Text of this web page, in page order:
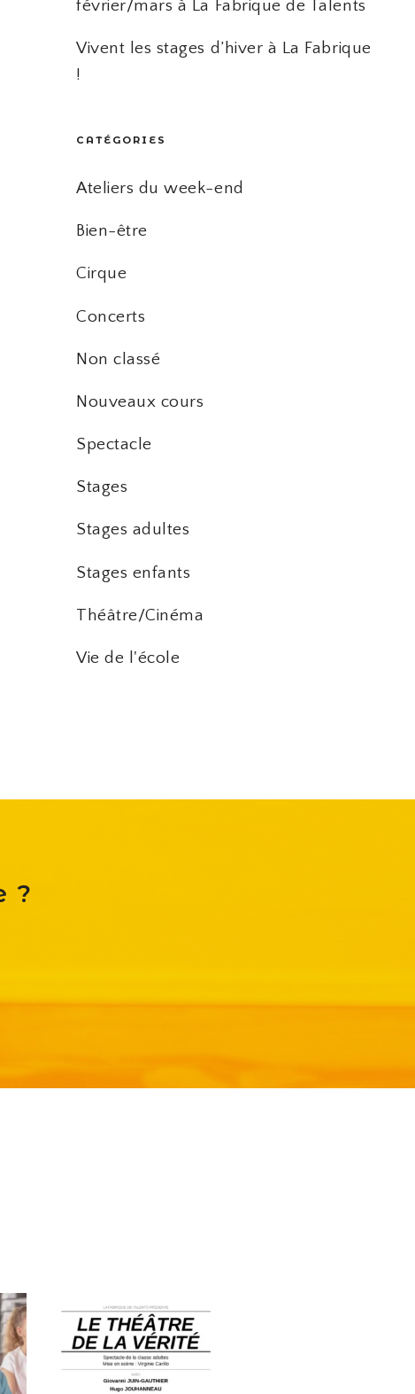
février/mars à La Fabrique de Talents
Vivent les stages d’hiver à La Fabrique
!
CATÉGORIES
Ateliers du week-end
Bien-être
Cirque
Concerts
Non classé
Nouveaux cours
Spectacle
Stages
Stages adultes
Stages enfants
Théâtre/Cinéma
Vie de l'école
?
lafabriquedetalents
Juin 12